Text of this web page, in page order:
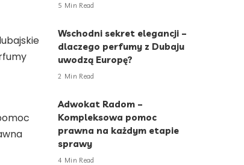
5 Min Read
Wschodni sekret elegancji –
dlaczego perfumy z Dubaju
uwodzą Europę?
2 Min Read
Adwokat Radom –
Kompleksowa pomoc
prawna na każdym etapie
sprawy
4 Min Read